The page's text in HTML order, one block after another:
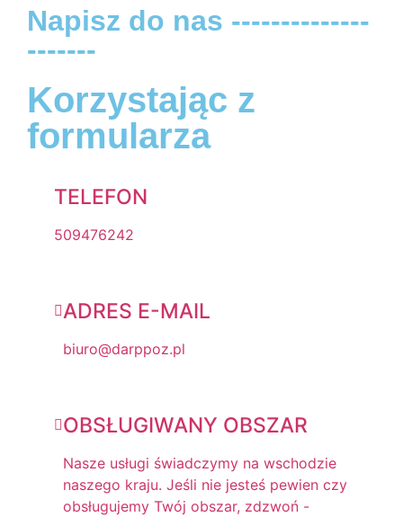
Napisz do nas --------------
-------
Korzystając z
formularza
TELEFON
509476242
ADRES E-MAIL
biuro@darppoz.pl
OBSŁUGIWANY OBSZAR
Nasze usługi świadczymy na wschodzie
naszego kraju. Jeśli nie jesteś pewien czy
obsługujemy Twój obszar, zdzwoń -